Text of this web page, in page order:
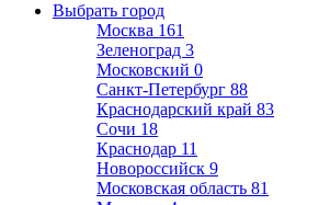
Выбрать город
Москва 161
Зеленоград 3
Московский 0
Санкт-Петербург 88
Краснодарский край 83
Сочи 18
Краснодар 11
Новороссийск 9
Московская область 81